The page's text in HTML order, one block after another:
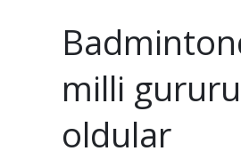
milli
oldular